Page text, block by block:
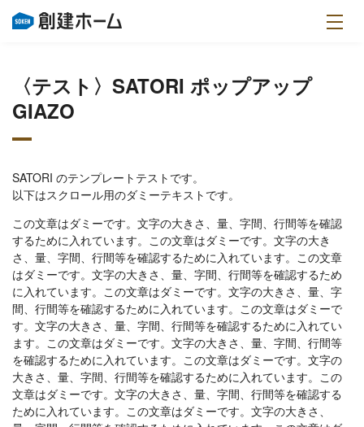
〈テスト〉SATORI ポップアップ
GIAZO
SATORI のテンプレートテストです。
以下はスクロール用のダミーテキストです。
この文章はダミーです。文字の大きさ、量、字間、行間等を確認
するために入れています。この文章はダミーです。文字の大き
さ、量、字間、行間等を確認するために入れています。この文章
はダミーです。文字の大きさ、量、字間、行間等を確認するため
に入れています。この文章はダミーです。文字の大きさ、量、字
間、行間等を確認するために入れています。この文章はダミーで
す。文字の大きさ、量、字間、行間等を確認するために入れてい
ます。この文章はダミーです。文字の大きさ、量、字間、行間等
を確認するために入れています。この文章はダミーです。文字の
大きさ、量、字間、行間等を確認するために入れています。この
文章はダミーです。文字の大きさ、量、字間、行間等を確認する
ために入れています。この文章はダミーです。文字の大きさ、